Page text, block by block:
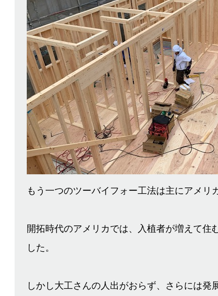
もう一つのツーバイフォー工法は主にアメリ
開拓時代のアメリカでは、入植者が増えて住
した。
しかし大工さんの人出がおらず、さらには発